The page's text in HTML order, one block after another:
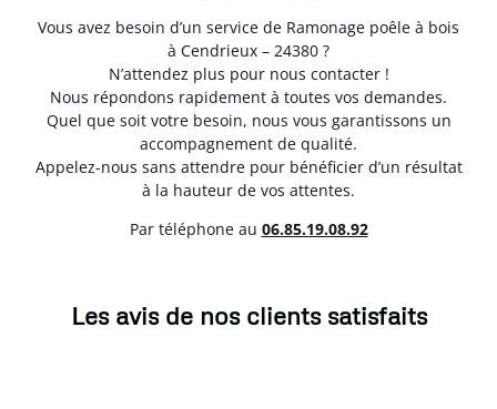
Vous avez besoin d’un service de Ramonage poêle à bois
à Cendrieux – 24380 ?
N’attendez plus pour nous contacter !
Nous répondons rapidement à toutes vos demandes.
Quel que soit votre besoin, nous vous garantissons un
accompagnement de qualité.
Appelez-nous sans attendre pour bénéficier d’un résultat
à la hauteur de vos attentes.
Par téléphone au 06.85.19.08.92
Les avis de nos clients satisfaits